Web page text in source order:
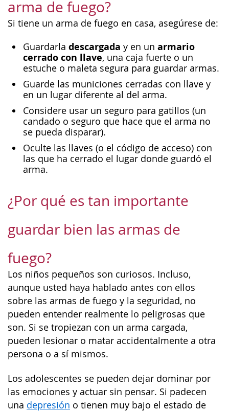
arma de fuego?
Si tiene un arma de fuego en casa, asegúrese de:
Guardarla descargada y en un armario
cerrado con llave, una caja fuerte o un
estuche o maleta segura para guardar armas.
Guarde las municiones cerradas con llave y
en un lugar diferente al del arma.
Considere usar un seguro para gatillos (un
candado o seguro que hace que el arma no
se pueda disparar).
Oculte las llaves (o el código de acceso) con
las que ha cerrado el lugar donde guardó el
arma.
¿Por qué es tan importante
guardar bien las armas de
fuego?
Los niños pequeños son curiosos. Incluso,
aunque usted haya hablado antes con ellos
sobre las armas de fuego y la seguridad, no
pueden entender realmente lo peligrosas que
son. Si se tropiezan con un arma cargada,
pueden lesionar o matar accidentalmente a otra
persona o a sí mismos.
Los adolescentes se pueden dejar dominar por
las emociones y actuar sin pensar. Si padecen
una depresión o tienen muy bajo el estado de